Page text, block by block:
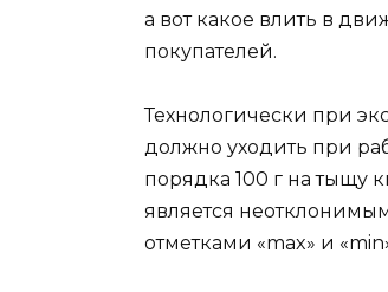
а вот какое влить в
покупателей.
Технологически при
должно уходить при
порядка 100 г на тыщу
является
отметками «max» и